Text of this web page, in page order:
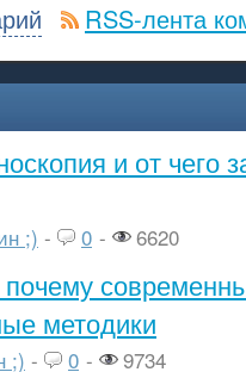
RSS-лента
и от чего
;) - 0 - 6620
почему
методики
;) - 0 - 9734